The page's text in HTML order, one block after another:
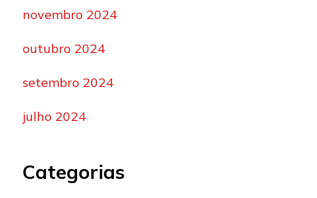
novembro 2024
outubro 2024
setembro 2024
julho 2024
Categorias